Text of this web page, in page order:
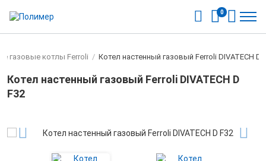
0
газовые котлы Ferroli / Котел настенный газовый Ferroli DIVATECH D
Котел настенный газовый Ferroli DIVATECH D
F32